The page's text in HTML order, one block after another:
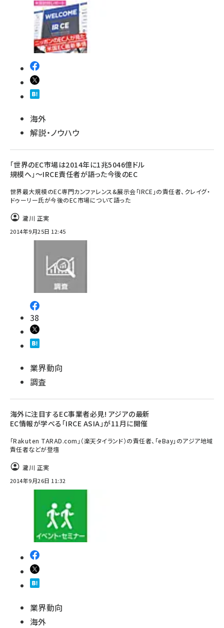
海外
解説・ノウハウ
「世界のEC市場は2014年に1兆5046億ドル
規模へ」～IRCE責任者が語った今後のEC
世界最大規模のEC専門カンファレンス&展示会「IRCE」の責任者、クレイグ・
ドゥーリー氏が今後のEC市場について語った
瀧川 正実
2014年9月25日 12:45
38
業界動向
調査
海外に注目するEC事業者必見! アジアの最新
EC情報が学べる「IRCE ASIA」が11月に開催
「Rakuten TARAD.com」（楽天タイランド）の責任者、「eBay」のアジア地域
責任者などが登壇
瀧川 正実
2014年9月26日 11:32
業界動向
海外